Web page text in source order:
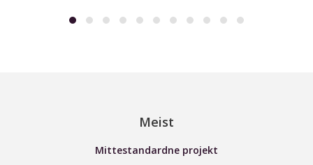
Meist
Mittestandardne projekt